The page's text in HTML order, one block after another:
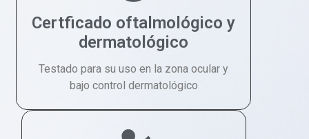
Certficado oftalmológico y
dermatológico
Testado para su uso en la zona ocular y
bajo control dermatológico